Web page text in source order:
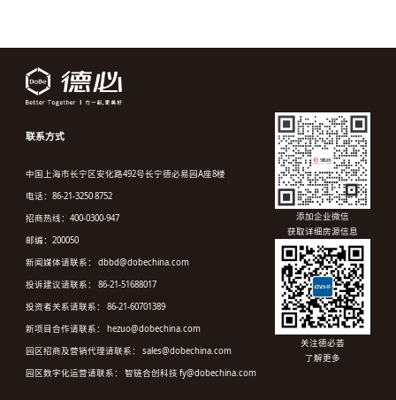
联系方式
中国上海市长宁区安化路492号长宁德必易园A座8楼
电话：86-21-3250 8752
招商热线：400-0300-947
邮编：200050
新闻媒体请联系： dbbd@dobechina.com
投诉建议请联系： 86-21-51688017
投资者关系请联系： 86-21-60701389
新项目合作请联系： hezuo@dobechina.com
园区招商及营销代理请联系： sales@dobechina.com
园区数字化运营请联系： 智链合创科技 fy@dobechina.com
添加企业微信
获取详细房源信息
关注德必荟
了解更多